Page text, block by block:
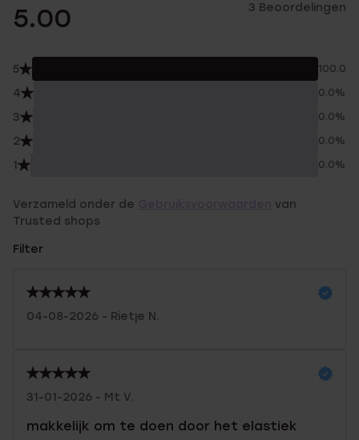
5.00 3 Beoordelingen
5 100.0%
4 0.0%
3 0.0%
2 0.0%
1 0.0%
Verzameld onder de
van
Trusted shops
Filter
04-08-2026 - Rietje N.
31-01-2026 - Mt V.
makkelijk om te doen door het elastiek